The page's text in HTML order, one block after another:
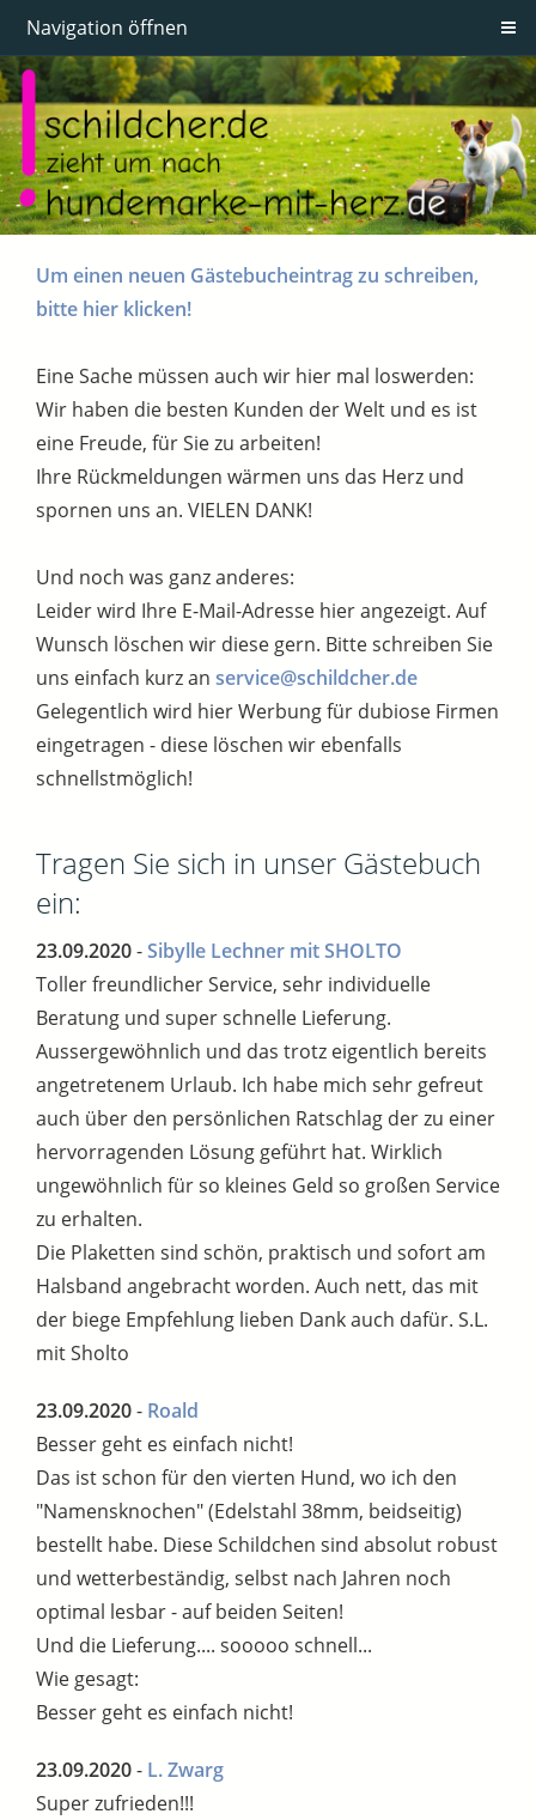
Navigation öffnen
Um einen neuen Gästebucheintrag zu schreiben,
bitte hier klicken!
Eine Sache müssen auch wir hier mal loswerden:
Wir haben die besten Kunden der Welt und es ist
eine Freude, für Sie zu arbeiten!
Ihre Rückmeldungen wärmen uns das Herz und
spornen uns an. VIELEN DANK!
Und noch was ganz anderes:
Leider wird Ihre E-Mail-Adresse hier angezeigt. Auf
Wunsch löschen wir diese gern. Bitte schreiben Sie
uns einfach kurz an service@schildcher.de
Gelegentlich wird hier Werbung für dubiose Firmen
eingetragen - diese löschen wir ebenfalls
schnellstmöglich!
Tragen Sie sich in unser Gästebuch
ein:
23.09.2020-Sibylle Lechner mit SHOLTO
Toller freundlicher Service, sehr individuelle
Beratung und super schnelle Lieferung.
Aussergewöhnlich und das trotz eigentlich bereits
angetretenem Urlaub. Ich habe mich sehr gefreut
auch über den persönlichen Ratschlag der zu einer
hervorragenden Lösung geführt hat. Wirklich
ungewöhnlich für so kleines Geld so großen Service
zu erhalten.
Die Plaketten sind schön, praktisch und sofort am
Halsband angebracht worden. Auch nett, das mit
der biege Empfehlung lieben Dank auch dafür. S.L.
mit Sholto
23.09.2020- Roald
Besser geht es einfach nicht!
Das ist schon für den vierten Hund, wo ich den
"Namensknochen" (Edelstahl 38mm, beidseitig)
bestellt habe. Diese Schildchen sind absolut robust
und wetterbeständig, selbst nach Jahren noch
optimal lesbar - auf beiden Seiten!
Und die Lieferung.... sooooo schnell...
Wie gesagt:
Besser geht es einfach nicht!
23.09.2020- L. Zwarg
Super zufrieden!!!